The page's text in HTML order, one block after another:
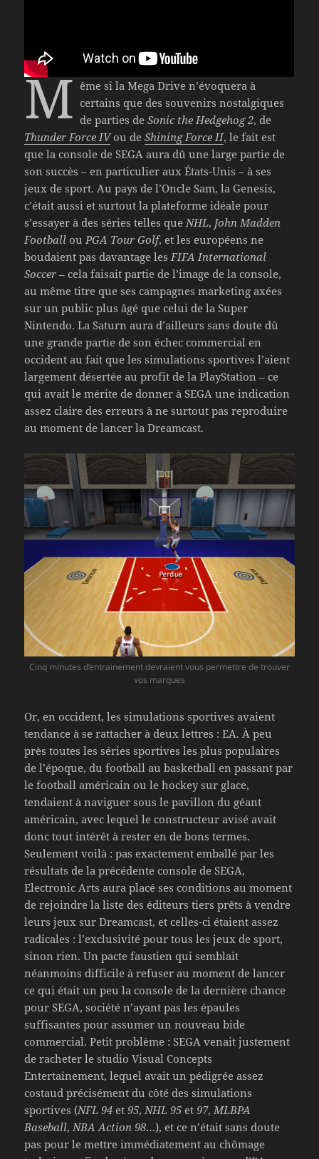
M ême si la Mega Drive n’évoquera à
certains que des souvenirs nostalgiques
de parties de Sonic the Hedgehog 2, de
Thunder Force IVou deShining Force II, le fait est
que la console de SEGA aura dû une large partie de
son succès – en particulier aux États-Unis – à ses
jeux de sport. Au pays de l’Oncle Sam, la Genesis,
c’était aussi et surtout la plateforme idéale pour
s’essayer à des séries telles queNHL, John Madden
Football ouPGA Tour Golf, et les européens ne
boudaient pas davantage lesFIFA International
Soccer – cela faisait partie de l’image de la console,
au même titre que ses campagnes marketing axées
sur un public plus âgé que celui de la Super
Nintendo. La Saturn aura d’ailleurs sans doute dû
une grande partie de son échec commercial en
occident au fait que les simulations sportives l’aient
largement désertée au profit de la PlayStation – ce
qui avait le mérite de donner à SEGA une indication
assez claire des erreurs à ne surtout pas reproduire
au moment de lancer la Dreamcast.
Cinq minutes d’entrainement devraient vous permettre de trouver
vos marques
Or, en occident, les simulations sportives avaient
tendance à se rattacher à deux lettres : EA. À peu
près toutes les séries sportives les plus populaires
de l’époque, du football au basketball en passant par
le football américain ou le hockey sur glace,
tendaient à naviguer sous le pavillon du géant
américain, avec lequel le constructeur avisé avait
donc tout intérêt à rester en de bons termes.
Seulement voilà : pas exactement emballé par les
résultats de la précédente console de SEGA,
Electronic Arts aura placé ses conditions au moment
de rejoindre la liste des éditeurs tiers prêts à vendre
leurs jeux sur Dreamcast, et celles-ci étaient assez
radicales : l’exclusivité pour tous les jeux de sport,
sinon rien. Un pacte faustien qui semblait
néanmoins difficile à refuser au moment de lancer
ce qui était un peu la console de la dernière chance
pour SEGA, société n’ayant pas les épaules
suffisantes pour assumer un nouveau bide
commercial. Petit problème : SEGA venait justement
de racheter le studio Visual Concepts
Entertainement, lequel avait un pédigrée assez
costaud précisément du côté des simulations
sportives (NFL 94 et95, NHL 95 et97, MLBPA
Baseball, NBA Action 98…), et ce n’était sans doute
pas pour le mettre immédiatement au chômage